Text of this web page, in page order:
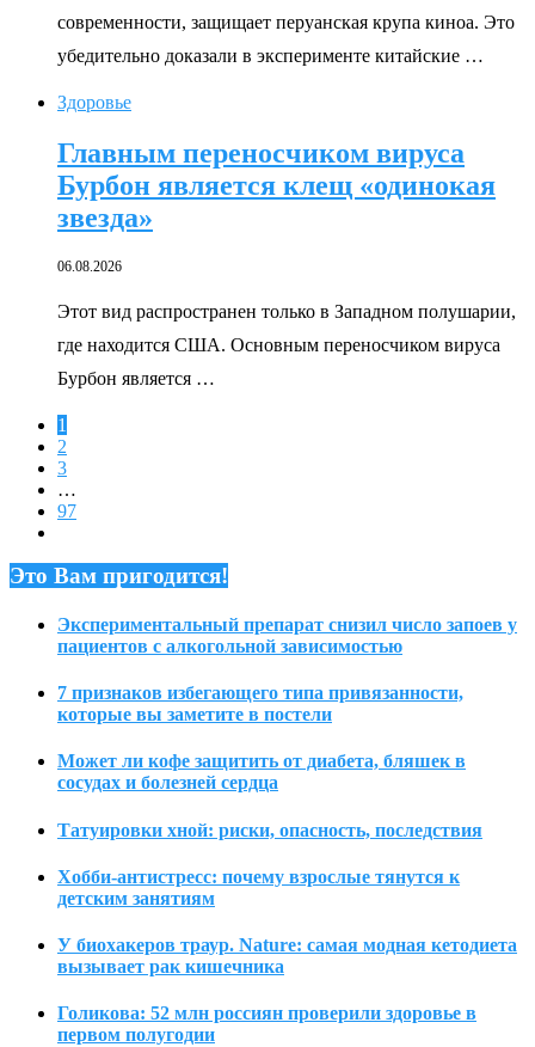
современности, защищает перуанская крупа киноа. Это
убедительно доказали в эксперименте китайские …
Здоровье
Главным переносчиком вируса
Бурбон является клещ «одинокая
звезда»
06.08.2026
Этот вид распространен только в Западном полушарии,
где находится США. Основным переносчиком вируса
Бурбон является …
1
2
3
…
97
Это Вам пригодится!
Экспериментальный препарат снизил число запоев у
пациентов с алкогольной зависимостью
7 признаков избегающего типа привязанности,
которые вы заметите в постели
Может ли кофе защитить от диабета, бляшек в
сосудах и болезней сердца
Татуировки хной: риски, опасность, последствия
Хобби-антистресс: почему взрослые тянутся к
детским занятиям
У биохакеров траур. Nature: самая модная кетодиета
вызывает рак кишечника
Голикова: 52 млн россиян проверили здоровье в
первом полугодии